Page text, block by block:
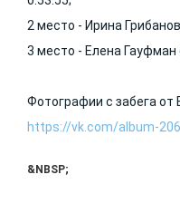
2 место - Ирина
3 место - Елена Гауфман
Фотографии с забега от
https://vk.com/album-
&NBSP;